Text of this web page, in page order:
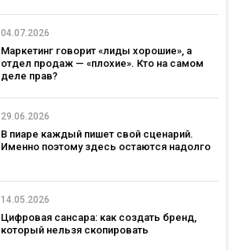
04.07.2026
Маркетинг говорит «лиды хорошие», а
отдел продаж — «плохие». Кто на самом
деле прав?
29.06.2026
В пиаре каждый пишет свой сценарий.
Именно поэтому здесь остаются надолго
14.05.2026
Цифровая сансара: как создать бренд,
который нельзя скопировать